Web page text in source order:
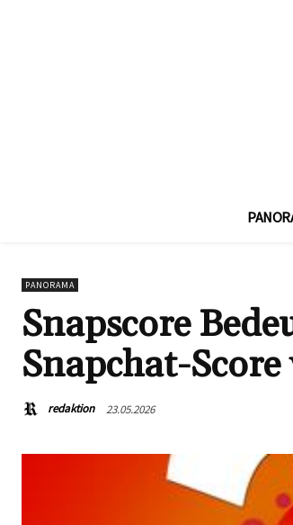
PANORAMA
Snapscore
Snapchat-
redaktion 23.05.2026